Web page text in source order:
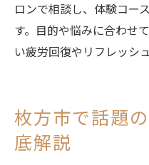
ロンで相談し、体験コー
す。目的や悩みに合わせ
い疲労回復やリフレッシ
枚方市で話題
底解説